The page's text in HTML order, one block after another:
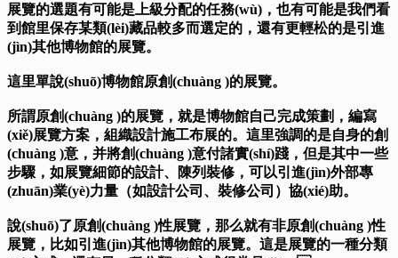
展覽的選題有可能是上級分配的任務(wù)，也有可能是我們看
到館里保存某類(lèi)藏品較多而選定的，還有更輕松的是引進
(jìn)其他博物館的展覽。
這里單說(shuō)博物館原創(chuàng )的展覽。
所謂原創(chuàng )的展覽，就是博物館自己完成策劃，編寫
(xiě)展覽方案，組織設計施工布展的。這里強調的是自身的創
(chuàng )意，并將創(chuàng )意付諸實(shí)踐，但是其中一些
步驟，如展覽細節的設計、陳列裝修，可以引進(jìn)外部專
(zhuān)業(yè)力量（如設計公司、裝修公司）協(xié)助。
說(shuō)了原創(chuàng )性展覽，那么就有非原創(chuàng )性
展覽，比如引進(jìn)其他博物館的展覽。這是展覽的一種分類